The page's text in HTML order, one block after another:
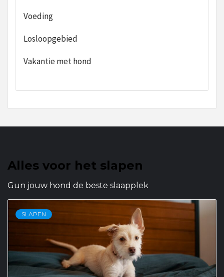
Voeding
Losloopgebied
Vakantie met hond
Alles voor het slapen
Gun jouw hond de beste slaapplek
SLAPEN